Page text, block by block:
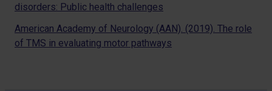
disorders: Public health challenges
American Academy of Neurology (AAN). (2019). The role
of TMS in evaluating motor pathways